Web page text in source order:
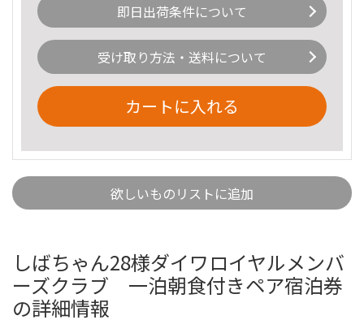
即日出荷条件について
受け取り方法・送料について
カートに入れる
欲しいものリストに追加
しばちゃん28様ダイワロイヤルメンバ
ーズクラブ 一泊朝食付きペア宿泊券
の詳細情報